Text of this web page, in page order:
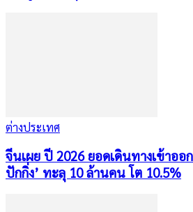
ต่างประเทศ
จีนเผย ปี 2026 ยอดเดินทางเข้าออ
ปักกิ่ง’ ทะลุ 10 ล้านคน โต 10.5%